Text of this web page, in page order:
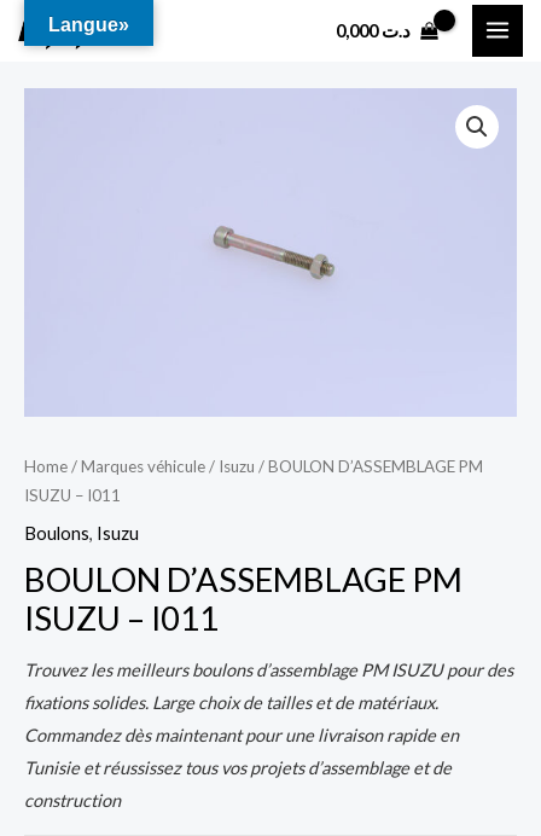
د.ت0,000
Home/Marques véhicule/ Isuzu / BOULON D’ASSEMBLAGE PM
ISUZU – I011
Boulons, Isuzu
BOULON D’ASSEMBLAGE PM
ISUZU – I011
Trouvez les meilleurs boulons d’assemblage PM ISUZU pour des
fixations solides. Large choix de tailles et de matériaux.
Commandez dès maintenant pour une livraison rapide en
Tunisie et réussissez tous vos projets d’assemblage et de
construction
Langue»